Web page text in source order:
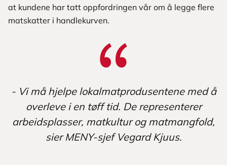
at kundene har tatt oppfordringen vår om å legge flere
matskatter i handlekurven.
- Vi må hjelpe lokalmatprodusentene med å
overleve i en tøff tid. De representerer
arbeidsplasser, matkultur og matmangfold,
sier MENY-sjef Vegard Kjuus.